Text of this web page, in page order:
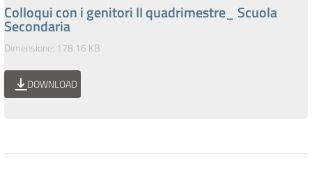
Colloqui con i genitori II quadrimestre_ Scuola
Secondaria
Dimensione: 178.16 KB
DOWNLOAD